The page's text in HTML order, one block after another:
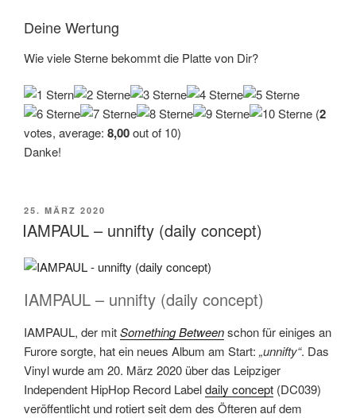
Deine Wertung
Wie viele Sterne bekommt die Platte von Dir?
(2
votes, average: 8,00out of 10)
Danke!
VERÖFFENTLICHT
AM
25. MÄRZ 2020
IAMPAUL – unnifty (daily concept)
IAMPAUL – unnifty (daily concept)
IAMPAUL, der mitSomething Betweenschon für einiges an
Furore sorgte, hat ein neues Album am Start: „unnifty“. Das
Vinyl wurde am 20. März 2020 über das Leipziger
Independent HipHop Record Labeldaily concept (DC039)
veröffentlicht und rotiert seit dem des Öfteren auf dem